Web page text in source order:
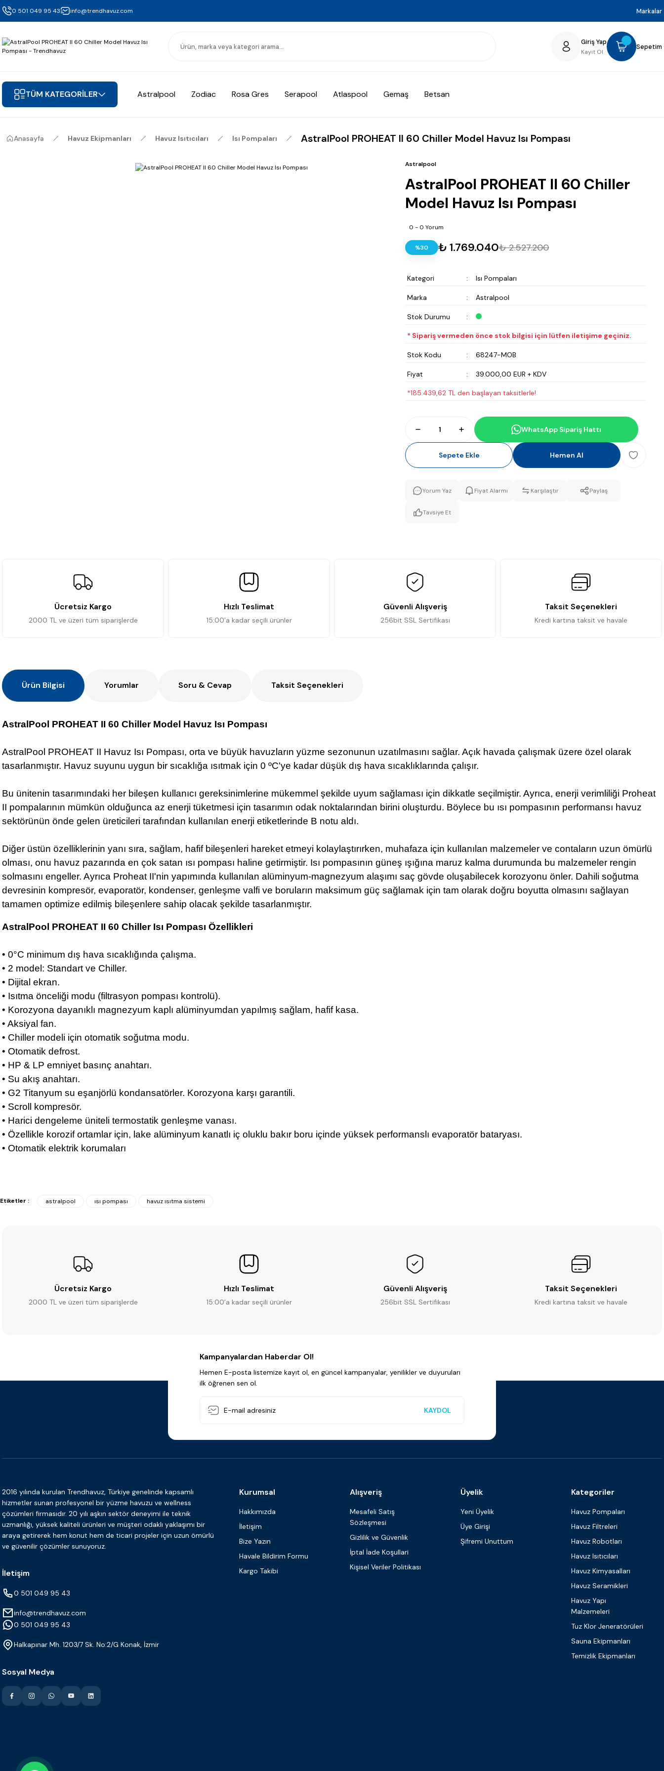
0 501 049 95 43 info@trendhavuz.com Markalar
Giriş Yap
Kayıt Ol
Sepetim
TÜM KATEGORİLER Astralpool Zodiac Rosa Gres Serapool Atlaspool Gemaş Betsan
Anasayfa Havuz Ekipmanları Havuz Isıtıcıları Isı Pompaları AstralPool PROHEAT II 60 Chiller Model Havuz Isı Pompası
Astralpool
AstralPool PROHEAT II 60 Chiller
Model Havuz Isı Pompası
0 - 0 Yorum
%30 ₺ 1.769.040₺ 2.527.200
Kategori Isı Pompaları
Marka Astralpool
Stok Durumu
* Sipariş vermeden önce stok bilgisi için lütfen iletişime geçiniz.
Stok Kodu 68247-MOB
Fiyat 39.000,00 EUR + KDV
*185.439,62 TL den başlayan taksitlerle!
WhatsApp Sipariş Hattı
Sepete Ekle Hemen Al
Yorum Yaz Fiyat Alarmı Karşılaştır Paylaş
Tavsiye Et
Ücretsiz Kargo
2000 TL ve üzeri tüm siparişlerde
Hızlı Teslimat
15:00’a kadar seçili ürünler
Güvenli Alışveriş
256bit SSL Sertifikası
Taksit Seçenekleri
Kredi kartına taksit ve havale
Ürün Bilgisi Yorumlar Soru & Cevap Taksit Seçenekleri
AstralPool PROHEAT II 60 Chiller Model Havuz Isı Pompası
AstralPool PROHEAT II Havuz Isı Pompası, orta ve büyük havuzların yüzme sezonunun uzatılmasını sağlar. Açık havada çalışmak üzere özel olarak
tasarlanmıştır. Havuz suyunu uygun bir sıcaklığa ısıtmak için 0 ºC'ye kadar düşük dış hava sıcaklıklarında çalışır.
Bu ünitenin tasarımındaki her bileşen kullanıcı gereksinimlerine mükemmel şekilde uyum sağlaması için dikkatle seçilmiştir. Ayrıca, enerji verimliliği Proheat
II pompalarının mümkün olduğunca az enerji tüketmesi için tasarımın odak noktalarından birini oluşturdu. Böylece bu ısı pompasının performansı havuz
sektörünün önde gelen üreticileri tarafından kullanılan enerji etiketlerinde B notu aldı.
Diğer üstün özelliklerinin yanı sıra, sağlam, hafif bileşenleri hareket etmeyi kolaylaştırırken, muhafaza için kullanılan malzemeler ve contaların uzun ömürlü
olması, onu havuz pazarında en çok satan ısı pompası haline getirmiştir. Isı pompasının güneş ışığına maruz kalma durumunda bu malzemeler rengin
solmasını engeller. Ayrıca Proheat II'nin yapımında kullanılan alüminyum-magnezyum alaşımı saç gövde oluşabilecek korozyonu önler. Dahili soğutma
devresinin kompresör, evaporatör, kondenser, genleşme valfi ve boruların maksimum güç sağlamak için tam olarak doğru boyutta olmasını sağlayan
tamamen optimize edilmiş bileşenlere sahip olacak şekilde tasarlanmıştır.
AstralPool PROHEAT II 60 Chiller Isı Pompası Özellikleri
• 0°C minimum dış hava sıcaklığında çalışma.
• 2 model: Standart ve Chiller.
• Dijital ekran.
• Isıtma önceliği modu (filtrasyon pompası kontrolü).
• Korozyona dayanıklı magnezyum kaplı alüminyumdan yapılmış sağlam, hafif kasa.
• Aksiyal fan.
• Chiller modeli için otomatik soğutma modu.
• Otomatik defrost.
• HP & LP emniyet basınç anahtarı.
• Su akış anahtarı.
• G2 Titanyum su eşanjörlü kondansatörler. Korozyona karşı garantili.
• Scroll kompresör.
• Harici dengeleme üniteli termostatik genleşme vanası.
• Özellikle korozif ortamlar için, lake alüminyum kanatlı iç oluklu bakır boru içinde yüksek performanslı evaporatör bataryası.
• Otomatik elektrik korumaları
Etiketler : astralpool ısı pompası havuz ısıtma sistemi
Ücretsiz Kargo
2000 TL ve üzeri tüm siparişlerde
Hızlı Teslimat
15:00’a kadar seçili ürünler
Güvenli Alışveriş
256bit SSL Sertifikası
Taksit Seçenekleri
Kredi kartına taksit ve havale
Kampanyalardan Haberdar Ol!
Hemen E-posta listemize kayıt ol, en güncel kampanyalar, yenilikler ve duyuruları
ilk öğrenen sen ol.
KAYDOL
2016 yılında kurulan Trendhavuz, Türkiye genelinde kapsamlı
hizmetler sunan profesyonel bir yüzme havuzu ve wellness
çözümleri firmasıdır. 20 yılı aşkın sektör deneyimi ile teknik
uzmanlığı, yüksek kaliteli ürünleri ve müşteri odaklı yaklaşımı bir
araya getirerek hem konut hem de ticari projeler için uzun ömürlü
ve güvenilir çözümler sunuyoruz.
İletişim
0 501 049 95 43
info@trendhavuz.com
0 501 049 95 43
Halkapınar Mh. 1203/7 Sk. No:2/G Konak, İzmir
Sosyal Medya
Kurumsal
Hakkımızda
İletişim
Bize Yazın
Havale Bildirim Formu
Kargo Takibi
Alışveriş
Mesafeli Satış
Sözleşmesi
Gizlilik ve Güvenlik
İptal İade Koşullari
Kişisel Veriler Politikası
Üyelik
Yeni Üyelik
Üye Girişi
Şifremi Unuttum
Kategoriler
Havuz Pompaları
Havuz Filtreleri
Havuz Robotları
Havuz Isıtıcıları
Havuz Kimyasalları
Havuz Seramikleri
Havuz Yapı
Malzemeleri
Tuz Klor Jeneratörüleri
Sauna Ekipmanları
Temizlik Ekipmanları